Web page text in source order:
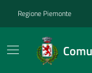
Regione Piemonte